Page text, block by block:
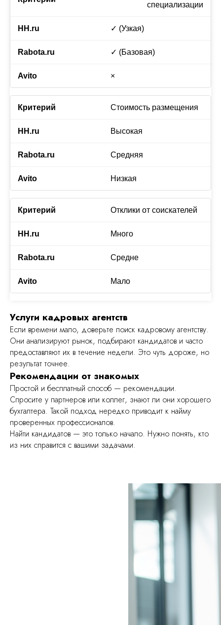
специализации
✓ (Узкая)
✓ (Базовая)
×
Стоимость размещения
Высокая
Средняя
Низкая
Отклики от соискателей
Много
Средне
Мало
Услуги кадровых агентств
Если времени мало, доверьте поиск кадровому агентству.
Они анализируют рынок, подбирают кандидатов и часто
предоставляют их в течение недели. Это чуть дороже, но
результат точнее.
Рекомендации от знакомых
Простой и бесплатный способ — рекомендации.
Спросите у партнеров или коллег, знают ли они хорошего
бухгалтера. Такой подход нередко приводит к найму
проверенных профессионалов.
Найти кандидатов — это только начало. Нужно понять, кто
из них справится с вашими задачами.